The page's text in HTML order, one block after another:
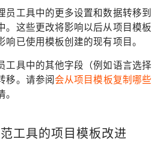
员工具中的更多设置和数据转移到
。这些更改将影响以后从项目模板
已使用模板创建的现有项目。
工具中的其他字段（例如语言选择
移。请参阅 会从项目模板复制哪些
工具的项目模板改进